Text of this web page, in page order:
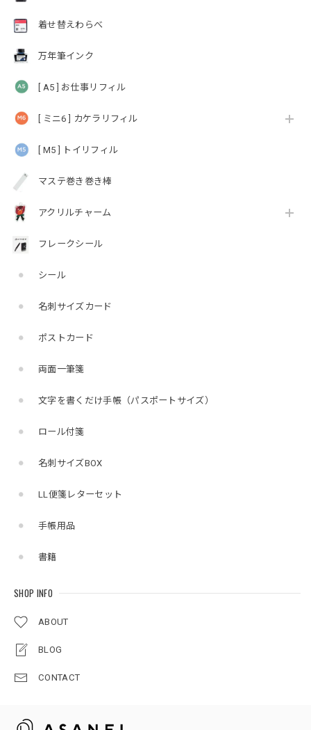
着せ替えわらべ
万年筆インク
[ A5 ] お仕事リフィル
[ ミニ6 ] カケラリフィル
[ M5 ] トイリフィル
マステ巻き巻き棒
アクリルチャーム
フレークシール
シール
名刺サイズカード
ポストカード
両面一筆箋
文字を書くだけ手帳（パスポートサイズ）
ロール付箋
名刺サイズBOX
LL便箋レターセット
手帳用品
書籍
SHOP INFO
ABOUT
BLOG
CONTACT